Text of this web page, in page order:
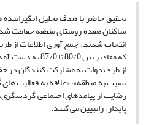
تحقیق حاضر با هدف تحلیل
انتخاب شدند. جمع آوری اطلاعات از
که مقادیر
از طرف دولت به مشارکت کنندگان در
نسبت به منطقه»، «علاقه به فعالیت
پایدار» راتبیین می کنند.